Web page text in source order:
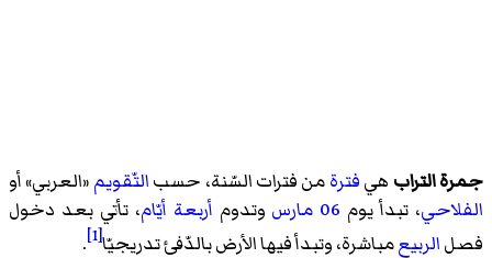
جمرة التراب هيفترةمن فترات السّنة، حسبالتّقويم«العربي» أو
الفلاحي، تبدأ يوم 06 مارس وتدوم أربعة أيّام، تأتي بعد دخول
فصلالربيعمباشرة، وتبدأ فيها الأرض بالدّفئ تدريجيّا[1]
.